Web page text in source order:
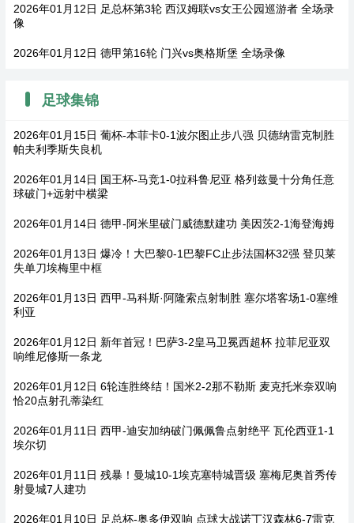
2026年01月12日 足总杯第3轮 西汉姆联vs女王公园巡游者 全场录
像
2026年01月12日 德甲第16轮 门兴vs奥格斯堡 全场录像
足球集锦
2026年01月15日 葡杯-本菲卡0-1波尔图止步八强 贝德纳雷克制胜
帕夫利季斯失良机
2026年01月14日 国王杯-马竞1-0拉科鲁尼亚 格列兹曼十分角任意
球破门+远射中横梁
2026年01月14日 德甲-阿米里破门威德默建功 美因茨2-1海登海姆
2026年01月13日 爆冷！大巴黎0-1巴黎FC止步法国杯32强 登贝莱
失单刀埃梅里中框
2026年01月13日 西甲-马科斯·阿隆索点射制胜 塞尔塔客场1-0塞维
利亚
2026年01月12日 新年首冠！巴萨3-2皇马卫冕西超杯 拉菲尼亚双
响维尼修斯一条龙
2026年01月12日 6轮连胜终结！国米2-2那不勒斯 麦克托米奈双响
恰20点射孔蒂染红
2026年01月11日 西甲-迪安加纳破门佩佩鲁点射绝平 瓦伦西亚1-1
埃尔切
2026年01月11日 残暴！曼城10-1埃克塞特城晋级 塞梅尼奥首秀传
射曼城7人建功
2026年01月10日 足总杯-奥多伊双响 点球大战诺丁汉森林6-7雷克